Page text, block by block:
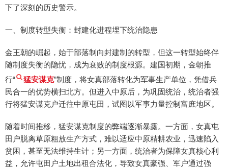
下了深刻的历史警示。
一、制度转型失衡：封建化进程埋下统治隐患
金王朝的崛起，始于部落制向封建制的转型，但这一转型始终伴
随制度失衡的隐忧，成为衰败的制度根源。建国初期，金朝推
行“
猛安谋克”制度，将女真部落转化为军事生产单位，凭借兵
民合一的优势横扫北方。但进入中原后，为巩固统治，统治者强
行将猛安谋克户迁往中原屯田，试图以军事力量控制富庶地区。
随着时间推移，猛安谋克制度的弊端逐渐暴露。一方面，女真屯
田户脱离草原粗放生产方式，难以适应中原精耕农业，迅速陷入
贫困，甚至无法维持生计；另一方面，统治者为保障女真核心利
益，允许屯田户土地出租合法化，导致女真豪强、军户通过强